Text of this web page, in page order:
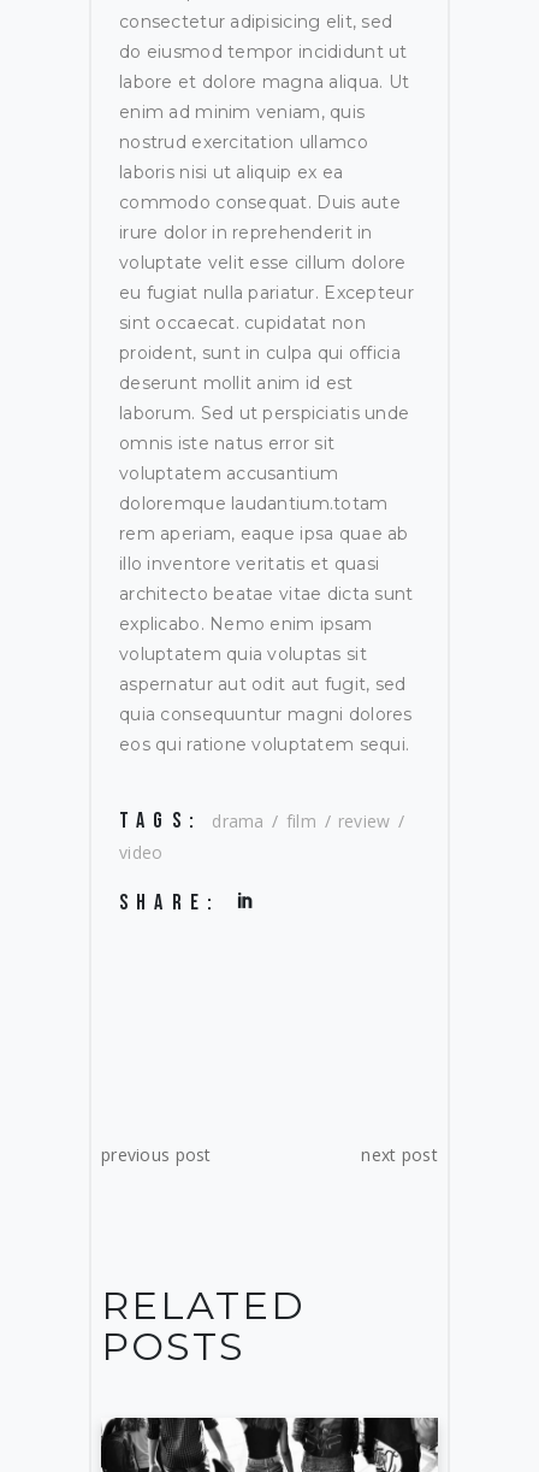
consectetur adipisicing elit, sed
do eiusmod tempor incididunt ut
labore et dolore magna aliqua. Ut
enim ad minim veniam, quis
nostrud exercitation ullamco
laboris nisi ut aliquip ex ea
commodo consequat. Duis aute
irure dolor in reprehenderit in
voluptate velit esse cillum dolore
eu fugiat nulla pariatur. Excepteur
sint occaecat. cupidatat non
proident, sunt in culpa qui officia
deserunt mollit anim id est
laborum. Sed ut perspiciatis unde
omnis iste natus error sit
voluptatem accusantium
doloremque laudantium.totam
rem aperiam, eaque ipsa quae ab
illo inventore veritatis et quasi
architecto beatae vitae dicta sunt
explicabo. Nemo enim ipsam
voluptatem quia voluptas sit
aspernatur aut odit aut fugit, sed
quia consequuntur magni dolores
eos qui ratione voluptatem sequi.
TAGS: drama film
review
video
SHARE:
previous post next post
RELATED
POSTS